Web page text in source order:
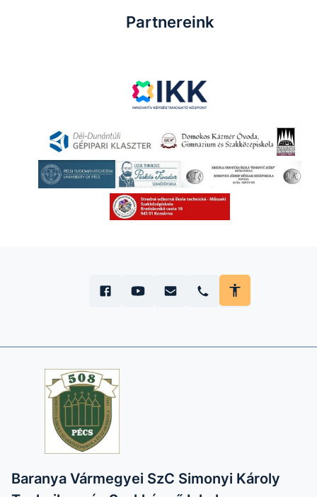
Partnereink
Baranya Vármegyei SzC Simonyi Károly